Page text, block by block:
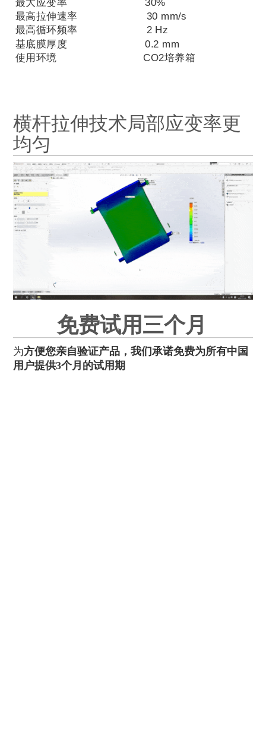
最大应变率 30%
最高拉伸速率 30 mm/s
最高循环频率
2 Hz
基底膜厚度 0.2 mm
使用环境 CO2培养箱
横杆拉伸技术局部应变率更
均匀
免费试用三个月
为方便您亲自验证产品，我们承诺免费为所有中国
用户提供3个月的试用期